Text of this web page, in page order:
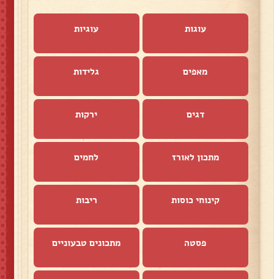
עוגות עוגיות
מאפים גלידות
דגים ירקות
מתכון לאורז לחמים
קינוחי כוסות ריבות
פסטה מתכונים טבעוניים